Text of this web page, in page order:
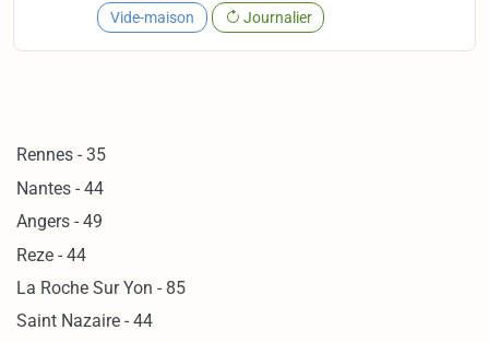
Vide-maison Journalier
Rennes - 35
Nantes - 44
Angers - 49
Reze - 44
La Roche Sur Yon - 85
Saint Nazaire - 44